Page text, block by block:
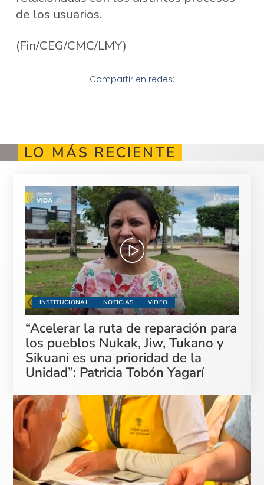
de los usuarios.
(Fin/CEG/CMC/LMY)
Compartir en redes:
LO MÁS RECIENTE
INSTITUCIONAL NOTICIAS VIDEO
“Acelerar la ruta de reparación para
los pueblos Nukak, Jiw, Tukano y
Sikuani es una prioridad de la
Unidad”: Patricia Tobón Yagarí